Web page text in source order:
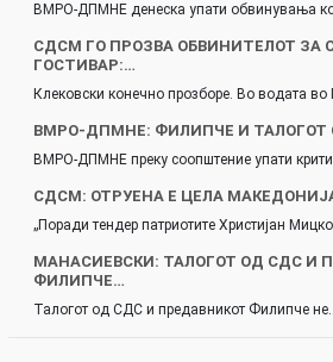
ВМРО-ДПМНЕ денеска упати обвинувања
СДСМ ГО ПРОЗВА ОБВИНИТЕЛОТ ЗА
ГОСТИВАР:…
Клековски конечно прозборе. Во водата во
ВМРО-ДПМНЕ: ФИЛИПЧЕ И ТАЛОГОТ
ВМРО-ДПМНЕ преку соопштение упати
СДСМ: ОТРУЕНА Е ЦЕЛА
„Поради тендер патриотите Христијан
МАНАСИЕВСКИ: ТАЛОГОТ ОД СДС И
ФИЛИПЧЕ…
Талогот од СДС и предавникот Филипче